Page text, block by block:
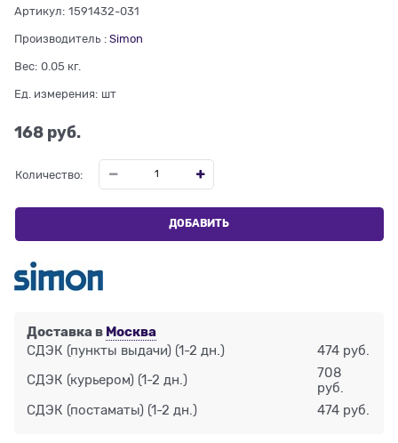
Артикул: 1591432-031
Производитель : Simon
Вес: 0.05 кг.
Ед. измерения: шт
168 руб.
Количество:
ДОБАВИТЬ
Доставка в Москва
СДЭК (пункты выдачи) (1-2 дн.) 474 руб.
СДЭК (курьером) (1-2 дн.)
708
руб.
СДЭК (постаматы) (1-2 дн.) 474 руб.